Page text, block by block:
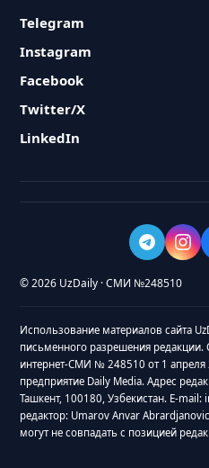
Telegram
Instagram
Facebook
Twitter/X
LinkedIn
© 2026 UzDaily · СМИ №248510
Использование материалов сайта
письменного разрешения редакции.
интернет-СМИ № 248510 от 1 апреля
предприятие Daily Media. Адрес
Ташкент, 100180, Узбекистан. E-
редактор: Umarov Anvar
могут не совпадать с позицией